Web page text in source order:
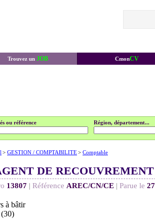
Trouvez un JOB CmonCV
ou référence Région, département...
> GESTION / COMPTABILITE> Comptable
DE
13807 | Référence AREC/CN/CE | Parue le
à bâtir